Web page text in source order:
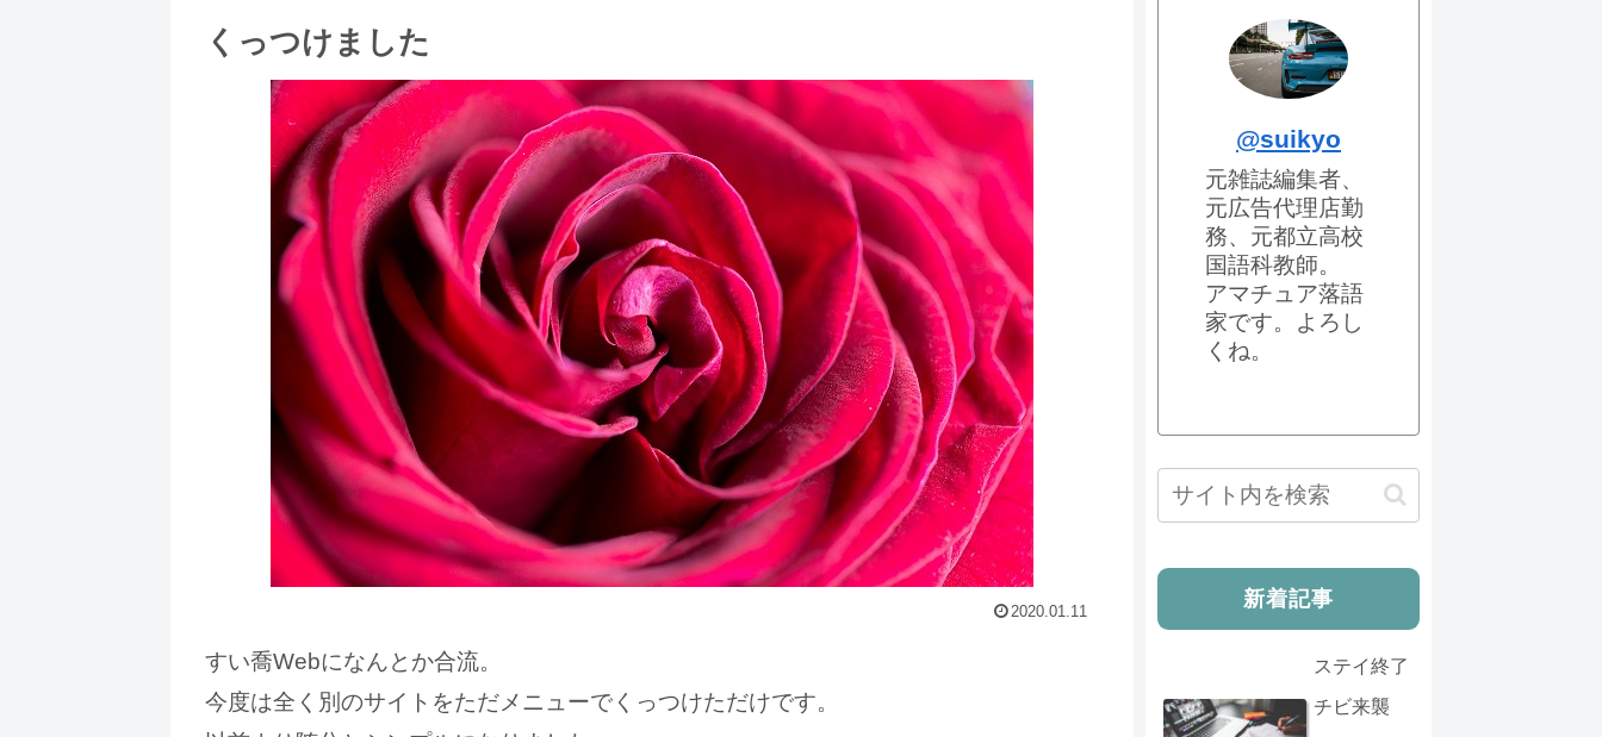
くっつけました
2020.01.11
すい喬Webになんとか合流。
今度は全く別のサイトをただメニューでくっつけただけです。
@suikyo
元雑誌編集者、
元広告代理店勤
務、元都立高校
国語科教師。
アマチュア落語
家です。よろし
くね。
新着記事
ステイ終了
チビ来襲